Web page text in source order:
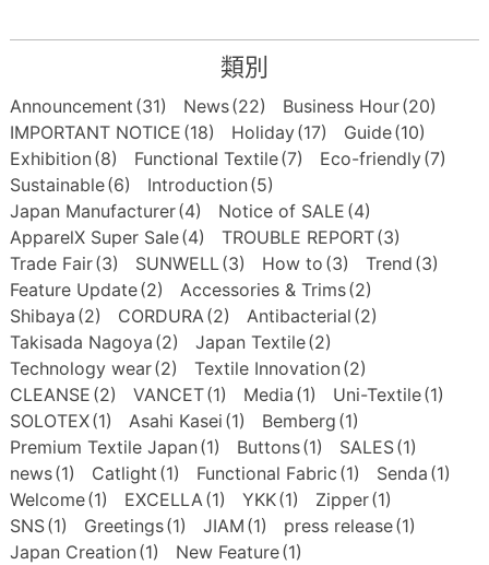
類別
Announcement (31) News(22) Business Hour(20)
IMPORTANT NOTICE (18) Holiday(17) Guide(10)
Exhibition (8) Functional Textile(7) Eco-friendly(7)
Sustainable(6) Introduction (5)
Japan Manufacturer(4) Notice of SALE (4)
ApparelX Super Sale(4) TROUBLE REPORT(3)
Trade Fair(3) SUNWELL(3) How to (3) Trend (3)
Feature Update(2) Accessories & Trims(2)
Shibaya (2) CORDURA(2) Antibacterial (2)
Takisada Nagoya (2) Japan Textile(2)
Technology wear(2) Textile Innovation (2)
CLEANSE (2) VANCET(1) Media (1) Uni-Textile(1)
SOLOTEX(1) Asahi Kasei (1) Bemberg (1)
Premium Textile Japan (1) Buttons(1) SALES(1)
news(1) Catlight (1) Functional Fabric (1) Senda (1)
Welcome(1) EXCELLA(1) YKK(1) Zipper(1)
SNS(1) Greetings(1) JIAM (1) press release(1)
Japan Creation (1) New Feature(1)